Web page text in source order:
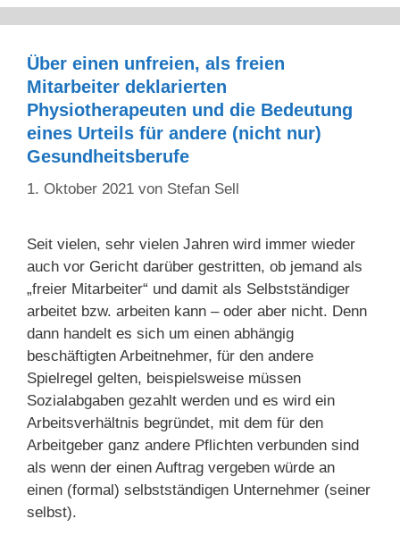
Über einen unfreien, als freien
Mitarbeiter deklarierten
Physiotherapeuten und die Bedeutung
eines Urteils für andere (nicht nur)
Gesundheitsberufe
1. Oktober 2021 von Stefan Sell
Seit vielen, sehr vielen Jahren wird immer wieder
auch vor Gericht darüber gestritten, ob jemand als
„freier Mitarbeiter“ und damit als Selbstständiger
arbeitet bzw. arbeiten kann – oder aber nicht. Denn
dann handelt es sich um einen abhängig
beschäftigten Arbeitnehmer, für den andere
Spielregel gelten, beispielsweise müssen
Sozialabgaben gezahlt werden und es wird ein
Arbeitsverhältnis begründet, mit dem für den
Arbeitgeber ganz andere Pflichten verbunden sind
als wenn der einen Auftrag vergeben würde an
einen (formal) selbstständigen Unternehmer (seiner
selbst).